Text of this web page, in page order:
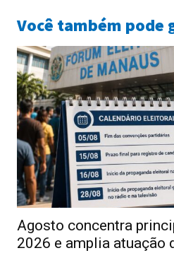
Você também pode
Agosto concentra
2026 e amplia atuação